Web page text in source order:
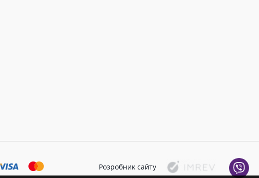
Розробник сайту